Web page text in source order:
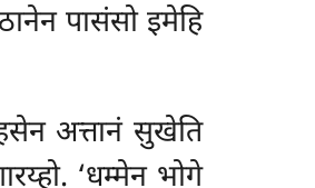
पासंसो इमेहि
अत्तानं सुखेति
‘धम्मेन भोगे